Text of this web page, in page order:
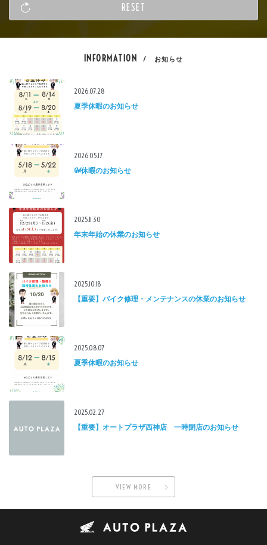
INFORMATION / お知らせ
2026.07.28
夏季休暇のお知らせ
2026.05.17
GW休暇のお知らせ
2025.11.30
年末年始の休業のお知らせ
2025.10.18
【重要】バイク修理・メンテナンスの休業のお知らせ
2025.08.07
夏季休暇のお知らせ
2025.02.27
【重要】オートプラザ西神店 一時閉店のお知らせ
VIEW MORE